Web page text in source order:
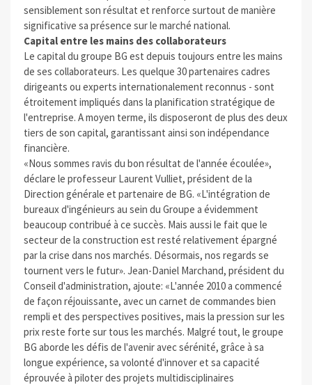
sensiblement son résultat et renforce surtout de manière
significative sa présence sur le marché national.
Capital entre les mains des collaborateurs
Le capital du groupe BG est depuis toujours entre les mains
de ses collaborateurs. Les quelque 30 partenaires cadres
dirigeants ou experts internationalement reconnus - sont
étroitement impliqués dans la planification stratégique de
l'entreprise. A moyen terme, ils disposeront de plus des deux
tiers de son capital, garantissant ainsi son indépendance
financière.
«Nous sommes ravis du bon résultat de l'année écoulée»,
déclare le professeur Laurent Vulliet, président de la
Direction générale et partenaire de BG. «L'intégration de
bureaux d'ingénieurs au sein du Groupe a évidemment
beaucoup contribué à ce succès. Mais aussi le fait que le
secteur de la construction est resté relativement épargné
par la crise dans nos marchés. Désormais, nos regards se
tournent vers le futur». Jean-Daniel Marchand, président du
Conseil d'administration, ajoute: «L'année 2010 a commencé
de façon réjouissante, avec un carnet de commandes bien
rempli et des perspectives positives, mais la pression sur les
prix reste forte sur tous les marchés. Malgré tout, le groupe
BG aborde les défis de l'avenir avec sérénité, grâce à sa
longue expérience, sa volonté d'innover et sa capacité
éprouvée à piloter des projets multidisciplinaires